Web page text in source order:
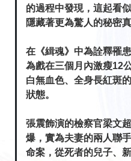
的過程中發現，這起看
隱藏著更為驚人的秘密
在《緝魂》中為詮釋罹
為戲在三個月內激瘦12
白無血色、全身長紅斑
狀態。
張震飾演的檢察官梁文
爆，實為夫妻的兩人聯
命案，從死者的兒子、